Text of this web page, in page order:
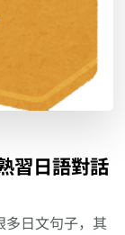
習日語對話
日文句子，其